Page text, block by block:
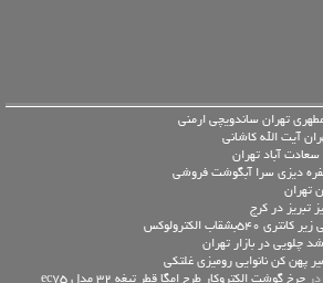
تهران ساندویچی ارمنی
آیت الله کاشانی
آباد تهران
دیزی سرا آبگوشت فروشی
تهران
تبریز در کرج
الکترولوکس
چلویی در بازار تهران
پهن کن نانوایی رومیزی غلتکی
چرخ گوشت الکتروکار طرح امگا قطر تیغه 32 مدل ec75